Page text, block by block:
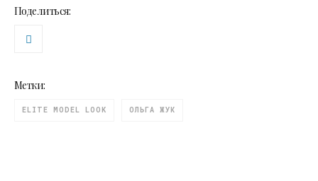
Поделиться:
Метки:
ELITE MODEL LOOK ОЛЬГА ЖУК